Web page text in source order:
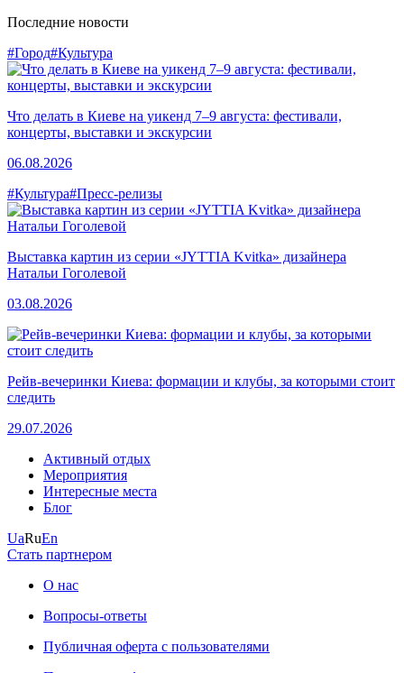
Последние новости
#Город#Культура
Что делать в Киеве на уикенд 7–9 августа: фестивали,
концерты, выставки и экскурсии
06.08.2026
#Культура#Пресс-релизы
Выставка картин из серии «JYTTIA Kvitka» дизайнера
Натальи Гоголевой
03.08.2026
Рейв-вечеринки Киева: формации и клубы, за которыми стоит
следить
29.07.2026
Активный отдых
Мероприятия
Интересные места
Блог
UaRuEn
Стать партнером
О нас
Вопросы-ответы
Публичная оферта с пользователями